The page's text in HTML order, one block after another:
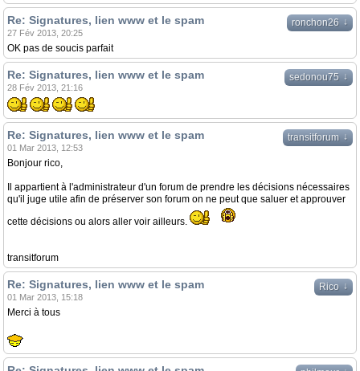
ronchon26 ↓
Re: Signatures, lien www et le spam
27 Fév 2013, 20:25
OK pas de soucis parfait
sedonou75 ↓
Re: Signatures, lien www et le spam
28 Fév 2013, 21:16
transitforum ↓
Re: Signatures, lien www et le spam
01 Mar 2013, 12:53
Bonjour rico,
Il appartient à l'administrateur d'un forum de prendre les décisions nécessaires
qu'il juge utile afin de préserver son forum on ne peut que saluer et approuver
cette décisions ou alors aller voir ailleurs.
transitforum
Rico ↓
Re: Signatures, lien www et le spam
01 Mar 2013, 15:18
Merci à tous